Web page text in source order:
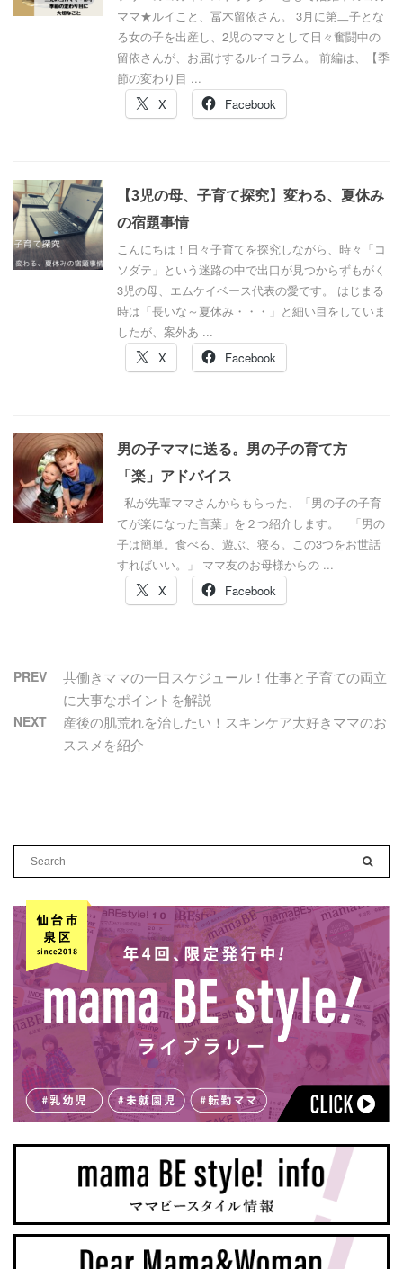
ママ★ルイこと、冨木留依さん。 3月に第二子とな
る女の子を出産し、2児のママとして日々奮闘中の
留依さんが、お届けするルイコラム。 前編は、【季
節の変わり目 ...
X
Facebook
【3児の母、子育て探究】変わる、夏休み
の宿題事情
こんにちは！日々子育てを探究しながら、時々「コ
ソダテ」という迷路の中で出口が見つからずもがく
3児の母、エムケイベース代表の愛です。 はじまる
時は「長いな～夏休み・・・」と細い目をしていま
したが、案外あ ...
X
Facebook
男の子ママに送る。男の子の育て方
「楽」アドバイス
私が先輩ママさんからもらった、「男の子の子育
てが楽になった言葉」を２つ紹介します。 「男の
子は簡単。食べる、遊ぶ、寝る。この3つをお世話
すればいい。」 ママ友のお母様からの ...
X
Facebook
PREV
共働きママの一日スケジュール！仕事と子育ての両立
に大事なポイントを解説
NEXT
産後の肌荒れを治したい！スキンケア大好きママのお
ススメを紹介